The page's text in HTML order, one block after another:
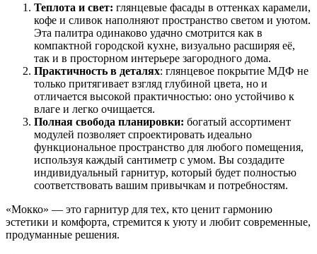
Теплота и свет: глянцевые фасады в оттенках карамели,
кофе и сливок наполняют пространство светом и уютом.
Эта палитра одинаково удачно смотрится как в
компактной городской кухне, визуально расширяя её,
так и в просторном интерьере загородного дома.
Практичность в деталях: глянцевое покрытие МДФ не
только притягивает взгляд глубиной цвета, но и
отличается высокой практичностью: оно устойчиво к
влаге и легко очищается.
Полная свобода планировки: богатый ассортимент
модулей позволяет спроектировать идеально
функциональное пространство для любого помещения,
используя каждый сантиметр с умом. Вы создадите
индивидуальный гарнитур, который будет полностью
соответствовать вашим привычкам и потребностям.
«Мокко» — это гарнитур для тех, кто ценит гармонию
эстетики и комфорта, стремится к уюту и любит современные,
продуманные решения.